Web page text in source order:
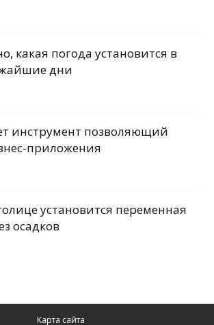
какая погода установится в
дни
инструмент позволяющий
приложения
установится переменная
осадков
Карта сайта